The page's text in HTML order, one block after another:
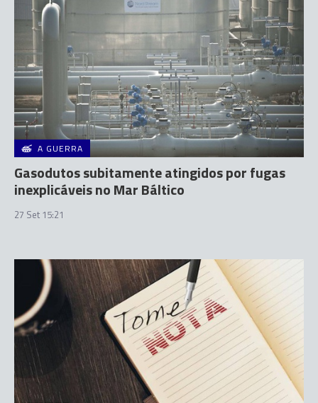
A GUERRA
Gasodutos subitamente atingidos por fugas
inexplicáveis no Mar Báltico
27 Set 15:21